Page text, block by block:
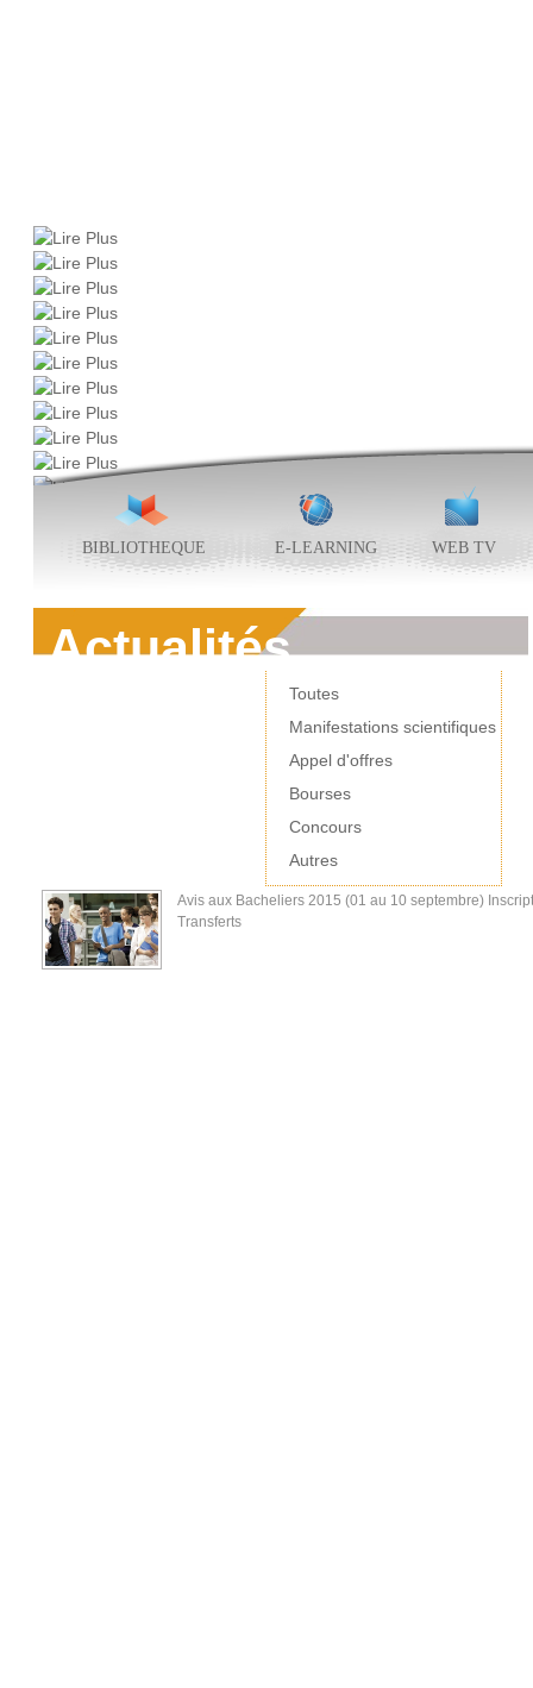
BIBLIOTHEQUE E-LEARNING WEB TV
Actualités
Toutes
Manifestations scientifiques
Appel d'offres
Bourses
Concours
Autres
Avis aux Bacheliers 2015 (01 au 10 septembre)
Transferts